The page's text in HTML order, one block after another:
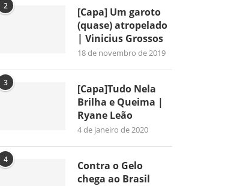
2
[Capa] Um garoto
(quase) atropelado
| Vinicius Grossos
18 de novembro de 2019
3
[Capa]Tudo Nela
Brilha e Queima |
Ryane Leão
4 de janeiro de 2020
4
Contra o Gelo
chega ao Brasil